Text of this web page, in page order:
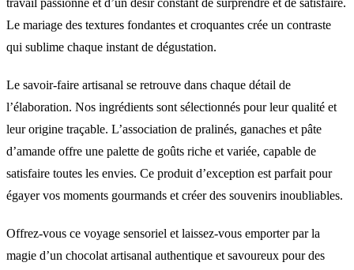
travail passionné et d’un désir constant de surprendre et de satisfaire.
Le mariage des textures fondantes et croquantes crée un contraste
qui sublime chaque instant de dégustation.
Le savoir-faire artisanal se retrouve dans chaque détail de
l’élaboration. Nos ingrédients sont sélectionnés pour leur qualité et
leur origine traçable. L’association de pralinés, ganaches et pâte
d’amande offre une palette de goûts riche et variée, capable de
satisfaire toutes les envies. Ce produit d’exception est parfait pour
égayer vos moments gourmands et créer des souvenirs inoubliables.
Offrez-vous ce voyage sensoriel et laissez-vous emporter par la
magie d’un chocolat artisanal authentique et savoureux pour des